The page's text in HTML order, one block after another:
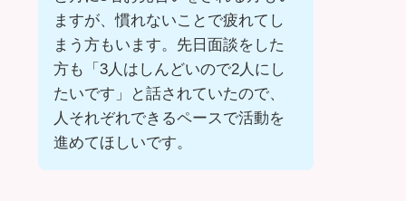
ますが、慣れないことで疲れてし
まう方もいます。先日面談をした
方も「3人はしんどいので2人にし
たいです」と話されていたので、
人それぞれできるペースで活動を
進めてほしいです。